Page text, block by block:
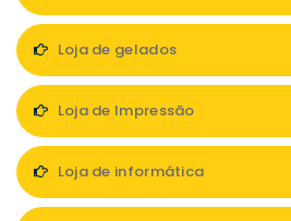
Loja de gelados
Loja de Impressão
Loja de informática